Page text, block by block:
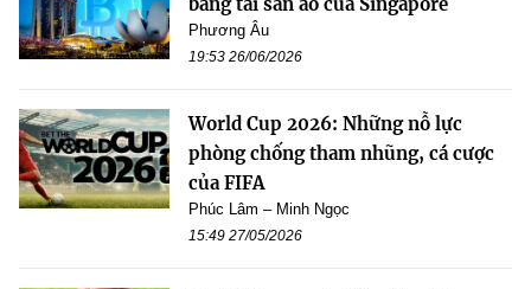
Phương Âu
19:53 26/06/2026
World Cup 2026: Những nỗ lực
phòng chống tham nhũng, cá cược
của FIFA
Phúc Lâm – Minh Ngọc
15:49 27/05/2026